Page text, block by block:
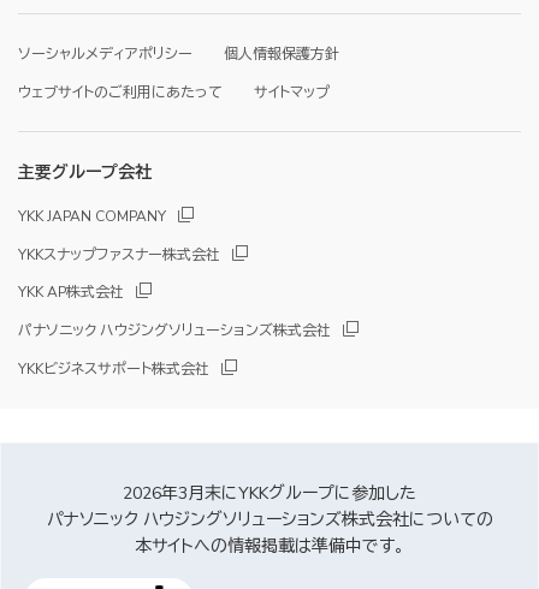
ソーシャルメディアポリシー
個人情報保護方針
ウェブサイトのご利用にあたって
サイトマップ
主要グループ会社
YKK JAPAN COMPANY
YKKスナップファスナー株式会社
YKK AP株式会社
パナソニック ハウジングソリューションズ株式会社
YKKビジネスサポート株式会社
2026年3月末にYKKグループに参加した
パナソニック ハウジングソリューションズ株式会社についての
本サイトへの情報掲載は準備中です。